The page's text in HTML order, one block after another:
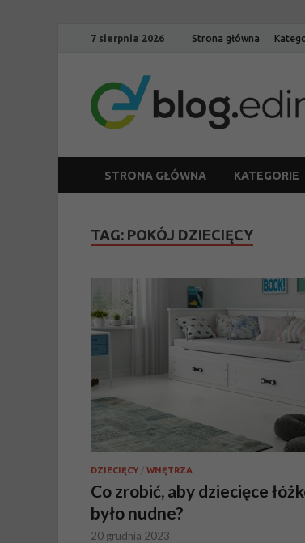
7 sierpnia 2026 Strona główna
STRONA GŁÓWNA KATEGORIE
TAG: POKÓJ DZIECIĘCY
DZIECIĘCY / WNĘTRZA
Co zrobić, aby dziecięce
było nudne?
20 grudnia 2023